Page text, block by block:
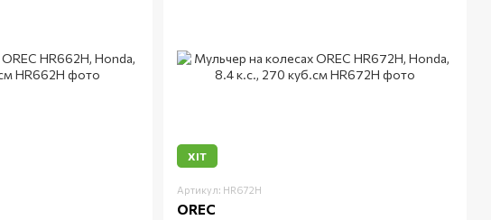
ХІТ
Артикул: HR672H
OREC